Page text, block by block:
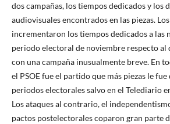
dos campañas, los tiempos dedicados y los
audiovisuales encontrados en las piezas.
incrementaron los tiempos dedicados a las
periodo electoral de noviembre respecto
con una campaña inusualmente breve. En
el PSOE fue el partido que más piezas le
periodos electorales salvo en el Telediario
Los ataques al contrario, el
pactos postelectorales coparon gran parte